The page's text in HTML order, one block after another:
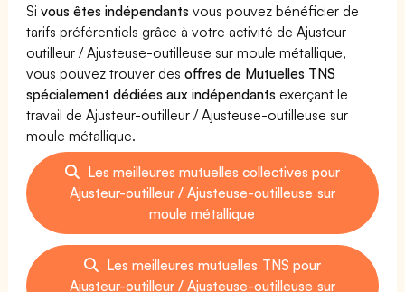
Sivous êtes indépendants vous pouvez bénéficier de
tarifs préférentiels grâce à votre activité de Ajusteur-
outilleur / Ajusteuse-outilleuse sur moule métallique,
vous pouvez trouver desoffres de Mutuelles TNS
spécialement dédiées aux indépendants exerçant le
travail de Ajusteur-outilleur / Ajusteuse-outilleuse sur
moule métallique.
Les meilleures mutuelles collectives pour
Ajusteur-outilleur / Ajusteuse-outilleuse sur
moule métallique
Les meilleures mutuelles TNS pour
Ajusteur-outilleur / Ajusteuse-outilleuse sur